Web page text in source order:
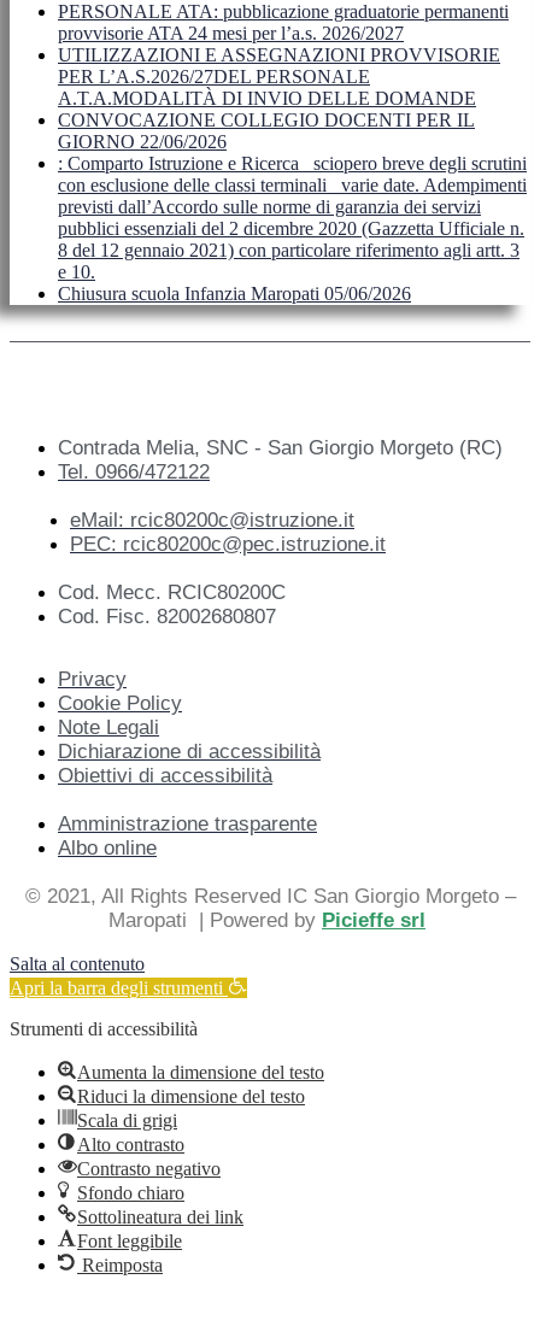
PERSONALE ATA: pubblicazione graduatorie permanenti
provvisorie ATA 24 mesi per l’a.s. 2026/2027
UTILIZZAZIONI E ASSEGNAZIONI PROVVISORIE
PER L’A.S.2026/27DEL PERSONALE
A.T.A.MODALITÀ DI INVIO DELLE DOMANDE
CONVOCAZIONE COLLEGIO DOCENTI PER IL
GIORNO 22/06/2026
: Comparto Istruzione e Ricerca_ sciopero breve degli scrutini
con esclusione delle classi terminali_ varie date. Adempimenti
previsti dall’Accordo sulle norme di garanzia dei servizi
pubblici essenziali del 2 dicembre 2020 (Gazzetta Ufficiale n.
8 del 12 gennaio 2021) con particolare riferimento agli artt. 3
e 10.
Chiusura scuola Infanzia Maropati 05/06/2026
Contrada Melia, SNC - San Giorgio Morgeto (RC)
Tel. 0966/472122
eMail: rcic80200c@istruzione.it
PEC: rcic80200c@pec.istruzione.it
Cod. Mecc. RCIC80200C
Cod. Fisc. 82002680807
Privacy
Cookie Policy
Note Legali
Dichiarazione di accessibilità
Obiettivi di accessibilità
Amministrazione trasparente
Albo online
© 2021, All Rights Reserved IC San Giorgio Morgeto –
Maropati | Powered by Picieffe srl
Salta al contenuto
Apri la barra degli strumenti
Strumenti di accessibilità
Aumenta la dimensione del testo
Riduci la dimensione del testo
Scala di grigi
Alto contrasto
Contrasto negativo
Sfondo chiaro
Sottolineatura dei link
Font leggibile
Reimposta